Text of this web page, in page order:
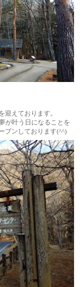
迎えております。
が叶う日になることを
プンしております(^^)